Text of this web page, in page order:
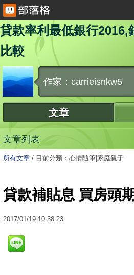
貸款率利最低銀行2016,
比較
作家：carrieisnkw5
文章
文章列表
所有文章 / 目前分類：心情隨筆|家庭親子
貸款補貼息 買房頭
2017/01/19 10:38:23